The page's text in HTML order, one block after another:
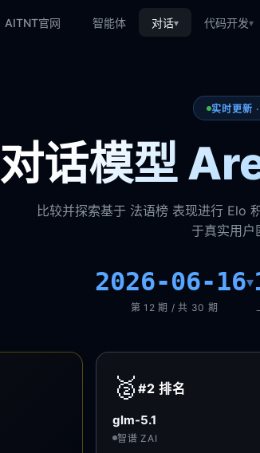
AITNT官网 智能体 对话▾ 代码开发▾
实时更新
对话模型
比较并探索基于 法语榜 表现进行 Elo
于真实用户
2026-06-16▾
第 12 期 / 共 30 期
🥈 #2排名
glm-5.1
智谱 ZAI